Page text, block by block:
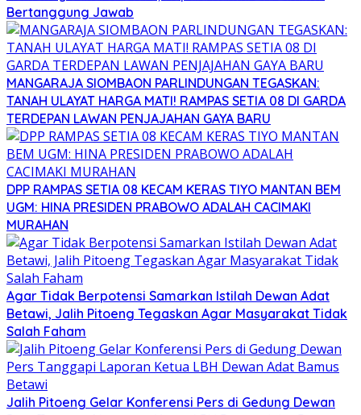
Bertanggung Jawab
MANGARAJA SIOMBAON PARLINDUNGAN TEGASKAN:
TANAH ULAYAT HARGA MATI! RAMPAS SETIA 08 DI GARDA
TERDEPAN LAWAN PENJAJAHAN GAYA BARU
DPP RAMPAS SETIA 08 KECAM KERAS TIYO MANTAN BEM
UGM: HINA PRESIDEN PRABOWO ADALAH CACIMAKI
MURAHAN
Agar Tidak Berpotensi Samarkan Istilah Dewan Adat
Betawi, Jalih Pitoeng Tegaskan Agar Masyarakat Tidak
Salah Faham
Jalih Pitoeng Gelar Konferensi Pers di Gedung Dewan